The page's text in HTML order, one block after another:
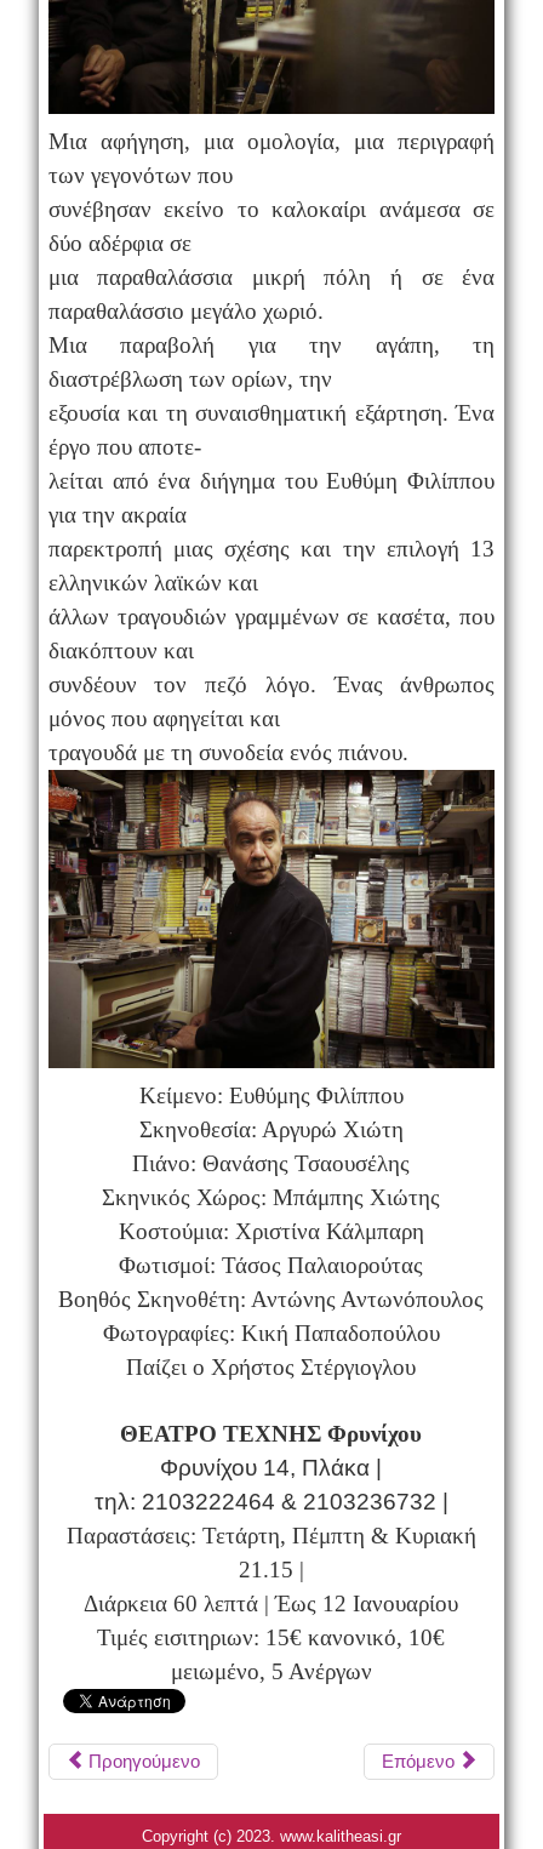
Μια αφήγηση, μια ομολογία, μια περιγραφή
των γεγονότων που
συνέβησαν εκείνο το καλοκαίρι ανάμεσα σε
δύο αδέρφια σε
μια παραθαλάσσια μικρή πόλη ή σε ένα
παραθαλάσσιο μεγάλο χωριό.
Μια παραβολή για την αγάπη, τη
διαστρέβλωση των ορίων, την
εξουσία και τη συναισθηματική εξάρτηση. Ένα
έργο που αποτε-
λείται από ένα διήγημα του Ευθύμη Φιλίππου
για την ακραία
παρεκτροπή μιας σχέσης και την επιλογή 13
ελληνικών λαϊκών και
άλλων τραγουδιών γραμμένων σε κασέτα, που
διακόπτουν και
συνδέουν τον πεζό λόγο.Ένας άνθρωπος
μόνος που αφηγείται και
τραγουδά με τη συνοδεία ενός πιάνου.
Κείμενο: Ευθύμης Φιλίππου
Σκηνοθεσία: Αργυρώ Χιώτη
Πιάνο: Θανάσης Τσαουσέλης
Σκηνικός Χώρος: Μπάμπης Χιώτης
Κοστούμια: Χριστίνα Κάλμπαρη
Φωτισμοί: Τάσος Παλαιορούτας
Βοηθός Σκηνοθέτη: Αντώνης Αντωνόπουλος
Φωτογραφίες: Κική Παπαδοπούλου
Παίζει ο Χρήστος Στέργιογλου
ΘΕΑΤΡΟ ΤΕΧΝΗΣ Φρυνίχου
Φρυνίχου 14, Πλάκα |
τηλ: 2103222464 & 2103236732 |
Παραστάσεις: Τετάρτη, Πέμπτη & Κυριακή
21.15 |
Διάρκεια 60 λεπτά | Έως 12 Ιανουαρίου
Τιμές εισιτηριων: 15€ κανονικό, 10€
μειωμένο, 5 Ανέργων
Προηγούμενο Επόμενο
Copyright (c) 2023. www.kalitheasi.gr